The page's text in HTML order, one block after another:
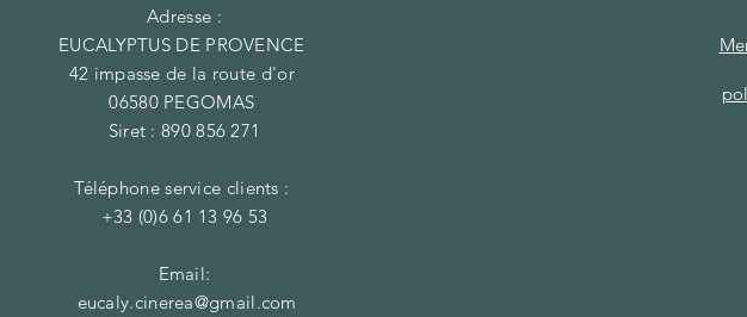
Adresse :
EUCALYPTUS DE PROVENCE
42 impasse de la route d'or
06580 PEGOMAS
Siret : 890 856 271
Téléphone service clients :
+33 (0)6 61 13 96 53
Email:
eucaly.cinerea@gmail.com